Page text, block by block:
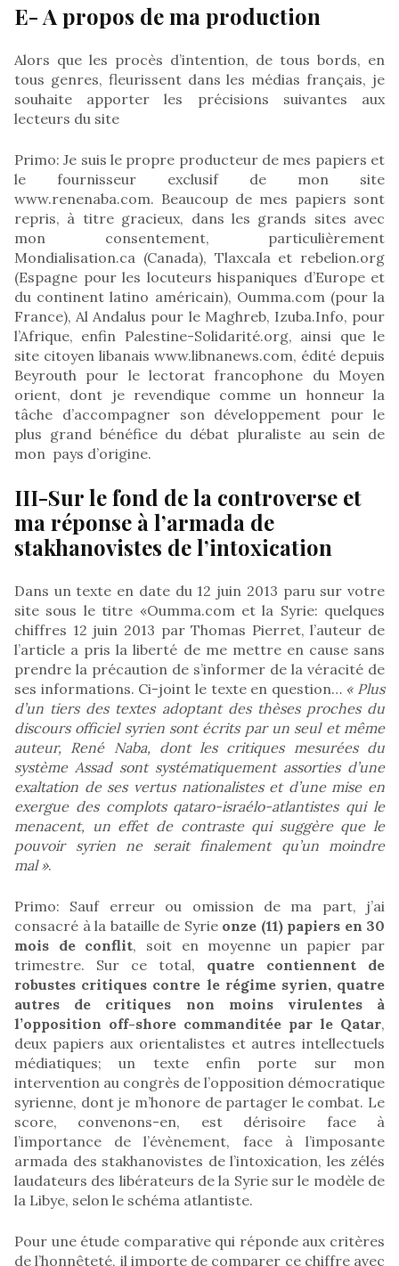
E- A propos de ma production
Alors que les procès d’intention, de tous bords, en
tous genres, fleurissent dans les médias français, je
souhaite apporter les précisions suivantes aux
lecteurs du site
Primo: Je suis le propre producteur de mes papiers et
le fournisseur exclusif de mon site
www.renenaba.com. Beaucoup de mes papiers sont
repris, à titre gracieux, dans les grands sites avec
mon consentement, particulièrement
Mondialisation.ca (Canada), Tlaxcala et rebelion.org
(Espagne pour les locuteurs hispaniques d’Europe et
du continent latino américain), Oumma.com (pour la
France), Al Andalus pour le Maghreb, Izuba.Info, pour
l’Afrique, enfin Palestine-Solidarité.org, ainsi que le
site citoyen libanais www.libnanews.com, édité depuis
Beyrouth pour le lectorat francophone du Moyen
orient, dont je revendique comme un honneur la
tâche d’accompagner son développement pour le
plus grand bénéfice du débat pluraliste au sein de
mon pays d’origine.
III-Sur le fond de la controverse et
ma réponse à l’armada de
stakhanovistes de l’intoxication
Dans un texte en date du 12 juin 2013 paru sur votre
site sous le titre «Oumma.com et la Syrie: quelques
chiffres 12 juin 2013 par Thomas Pierret, l’auteur de
l’article a pris la liberté de me mettre en cause sans
prendre la précaution de s’informer de la véracité de
ses informations. Ci-joint le texte en question… « Plus
d’un tiers des textes adoptant des thèses proches du
discours officiel syrien sont écrits par un seul et même
auteur, René Naba, dont les critiques mesurées du
système Assad sont systématiquement assorties d’une
exaltation de ses vertus nationalistes et d’une mise en
exergue des complots qataro-israélo-atlantistes qui le
menacent, un effet de contraste qui suggère que le
pouvoir syrien ne serait finalement qu’un moindre
mal ».
Primo: Sauf erreur ou omission de ma part, j’ai
consacré à la bataille de Syrie onze (11) papiers en 30
mois de conflit, soit en moyenne un papier par
trimestre. Sur ce total, quatre contiennent de
robustes critiques contre le régime syrien, quatre
autres de critiques non moins virulentes à
l’opposition off-shore commanditée par le Qatar,
deux papiers aux orientalistes et autres intellectuels
médiatiques; un texte enfin porte sur mon
intervention au congrès de l’opposition démocratique
syrienne, dont je m’honore de partager le combat. Le
score, convenons-en, est dérisoire face à
l’importance de l’évènement, face à l’imposante
armada des stakhanovistes de l’intoxication, les zélés
laudateurs des libérateurs de la Syrie sur le modèle de
la Libye, selon le schéma atlantiste.
Pour une étude comparative qui réponde aux critères
de l’honnêteté, il importe de comparer ce chiffre avec